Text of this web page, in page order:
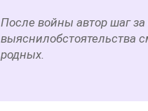
После войны автор шаг
выяснилобстоятельства
родных.